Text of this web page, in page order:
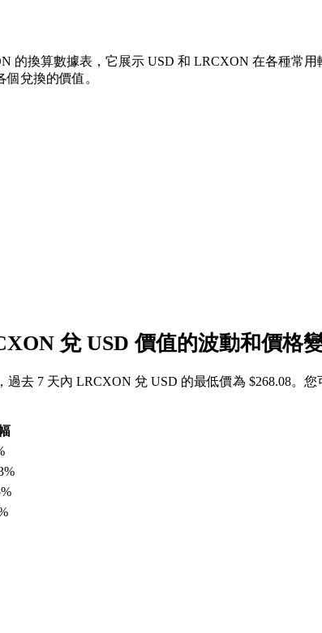
的換算數據表，它展示 USD 和 LRCXON 在各種常
兌換的價值。
兌 USD 價值的波動和價格
去 7 天內 LRCXON 兌 USD 的最低價為 $268.08。